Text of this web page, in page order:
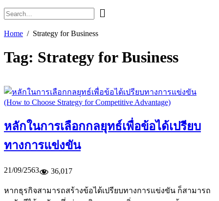
Home Strategy for Business
Tag: Strategy for Business
หลักในการเลือกกลยุทธ์เพื่อข้อได้เปรียบ
ทางการแข่งขัน
21/09/2563 36,017
หากธุรกิจสามารถสร้างข้อได้เปรียบทางการแข่งขัน ก็สามารถ